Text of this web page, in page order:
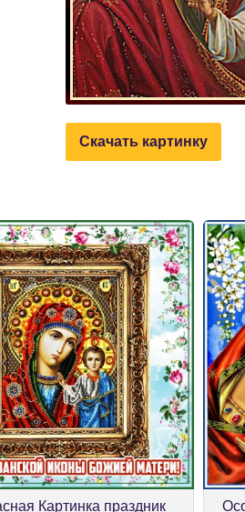
Скачать картинку
Картинка праздник